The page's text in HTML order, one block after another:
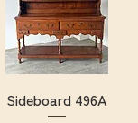
Sideboard 496A